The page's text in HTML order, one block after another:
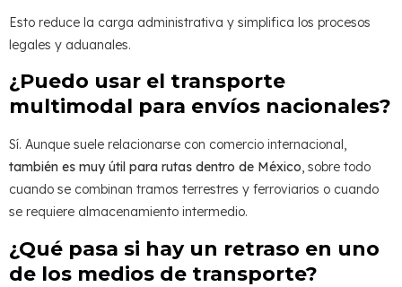
Esto reduce la carga administrativa y simplifica los procesos
legales y aduanales.
¿Puedo usar el transporte
multimodal para envíos nacionales?
Sí. Aunque suele relacionarse con comercio internacional,
también es muy útil para rutas dentro de México, sobre todo
cuando se combinan tramos terrestres y ferroviarios o cuando
se requiere almacenamiento intermedio.
¿Qué pasa si hay un retraso en uno
de los medios de transporte?